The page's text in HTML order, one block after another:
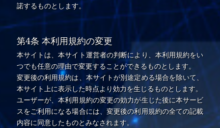
諾するものとします。
第4条 本利用規約の変更
本サイトは、本サイト運営者の判断により、本利用規約をい
つでも任意の理由で変更することができるものとします。
変更後の利用規約は、本サイトが別途定める場合を除いて、
本サイト上に表示した時点より効力を生じるものとします。
ユーザーが、本利用規約の変更の効力が生じた後に本サービ
スをご利用になる場合には、変更後の利用規約の全ての記載
内容に同意したものとみなされます。